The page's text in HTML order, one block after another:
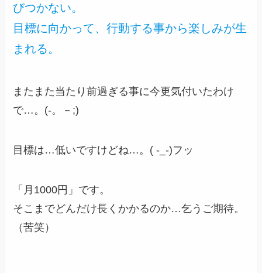
びつかない。
目標に向かって、行動する事から楽しみが生
まれる。
またまた当たり前過ぎる事に今更気付いたわけ
で…。(-。－;)
目標は…低いですけどね…。( -_-)フッ
「 月 1000円 」です。
そこまでどんだけ長くかかるのか…乞うご期待。
（苦笑）